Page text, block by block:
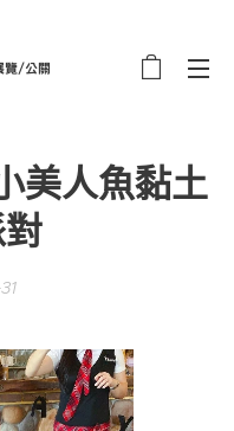
覽/公關
美人魚黏土